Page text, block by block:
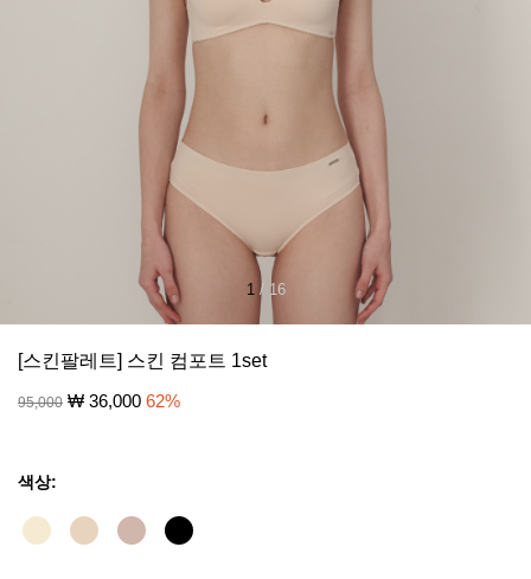
1/ 16
[스킨팔레트] 스킨 컴포트 1set
95,000 ₩ 36,000 62%
색상: